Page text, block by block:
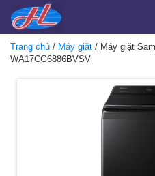
Trang chủ / Máy giặt / Máy giặt
WA17CG6886BVSV